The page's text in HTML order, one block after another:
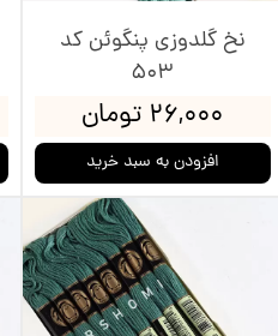
نخ گلدوزی پنگوئن کد
503
۲۶,۰۰۰ تومان
افزودن به سبد خرید